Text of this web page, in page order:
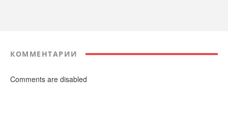
КОММЕНТАРИИ
Comments are disabled